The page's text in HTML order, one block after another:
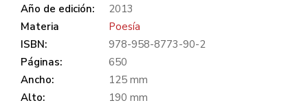
Año de edición:
2013
Materia
Poesía
ISBN:
978-958-8773-90-2
Páginas:
650
Ancho:
125 mm
Alto:
190 mm